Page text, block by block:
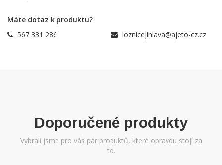
Máte dotaz k produktu?
567 331 286
loznicejihlava@ajeto-cz.cz
Doporučené produkty
Vybrali jsme pro vás pár produktů, které opravdu stojí za
to.